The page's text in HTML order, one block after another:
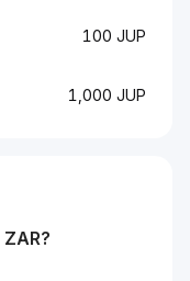
100 JUP
1,000 JUP
ZAR?